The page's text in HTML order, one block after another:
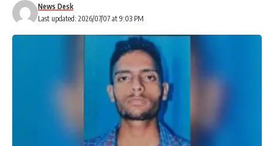
Last updated: 2026/07/07 at 9:03 PM
News Desk